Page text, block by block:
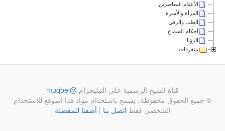
الأعلام المعاصرين
المرأة والأسرة
الطب والرقى
أحكام السماع
الرؤيا
متفرقات
قناة الشيخ الرسمية على التيليجرام @muqbel
© جميع الحقوق محفوظة، يسمح باستخدام مواد هذا الموقع للاستخدام
الشخصي فقط اتصل بنا | أضفنا للمفضلة